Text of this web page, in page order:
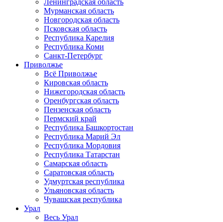
Ленинградская область
Мурманская область
Новгородская область
Псковская область
Республика Карелия
Республика Коми
Санкт-Петербург
Приволжье
Всё Приволжье
Кировская область
Нижегородская область
Оренбургская область
Пензенская область
Пермский край
Республика Башкортостан
Республика Марий Эл
Республика Мордовия
Республика Татарстан
Самарская область
Саратовская область
Удмуртская республика
Ульяновская область
Чувашская республика
Урал
Весь Урал